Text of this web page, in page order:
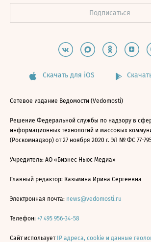
Скачать для iOS
Сетевое издание Ведомости (Vedomosti)
Решение Федеральной службы по надзору в
информационных технологий и массовых
(Роскомнадзор) от 27 ноября 2020 г. ЭЛ № ФС 77-
Учредитель: АО «Бизнес Ньюс Медиа»
Главный редактор: Казьмина Ирина Сергеевна
Электронная почта: news@vedomosti.ru
Телефон: +7 495 956-34-58
Сайт использует IP адреса, cookie и данные